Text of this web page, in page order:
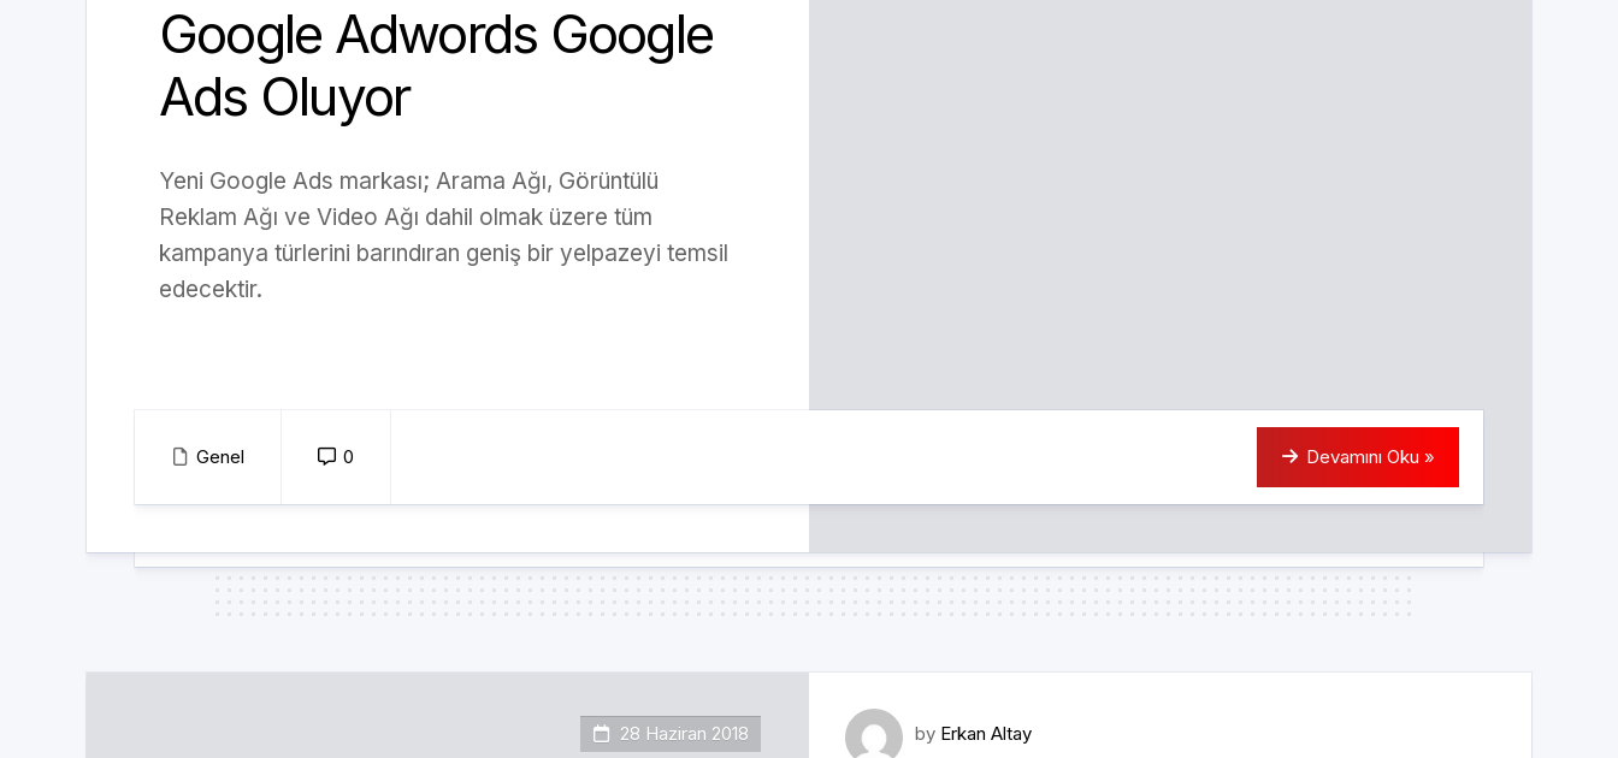
Google Adwords Google
Ads Oluyor
Yeni Google Ads markası; Arama Ağı, Görüntülü
Reklam Ağı ve Video Ağı dahil olmak üzere tüm
kampanya türlerini barındıran geniş bir yelpazeyi temsil
edecektir.
Genel 0 Devamını Oku »
28 Haziran 2018 by Erkan Altay